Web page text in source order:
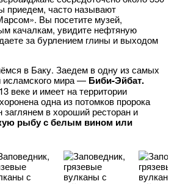
приедем, часто называют
Вы посетите музей,
качалкам, увидите нефтяную
за бурлением глины и выходом
в Баку. Заедем в одну из самых
исламского мира — Биби-Эйбат.
веке и имеет на территории
одна из потомков пророка
в хороший ресторан и
рыбу с белым вином или